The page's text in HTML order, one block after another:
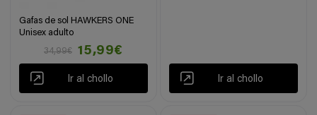
Gafas de sol HAWKERS ONE
Unisex adulto
34,99€
15,99€
Ir al chollo Ir al chollo